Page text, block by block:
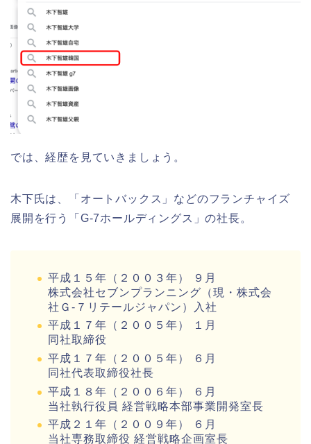
では、経歴を見ていきましょう。
木下氏は、「オートバックス」などのフランチャイズ
展開を行う「G-7ホールディングス」の社長。
平成１５年（２００３年） ９月
株式会社セブンプランニング（現・株式会
社Ｇ‐７リテールジャパン）入社
平成１７年（２００５年） １月
同社取締役
平成１７年（２００５年） ６月
同社代表取締役社長
平成１８年（２００６年） ６月
当社執行役員 経営戦略本部事業開発室長
平成２１年（２００９年） ６月
当社専務取締役 経営戦略企画室長